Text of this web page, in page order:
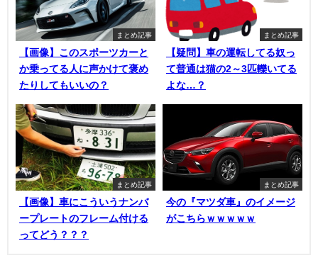
まとめ記事
【画像】このスポーツカーと
か乗ってる人に声かけて褒め
たりしてもいいの？
まとめ記事
【疑問】車の運転してる奴っ
て普通は猫の2～3匹轢いてる
よな…？
まとめ記事
【画像】車にこういうナンバ
ープレートのフレーム付ける
ってどう？？？
まとめ記事
今の『マツダ車』のイメージ
がこちらｗｗｗｗｗ